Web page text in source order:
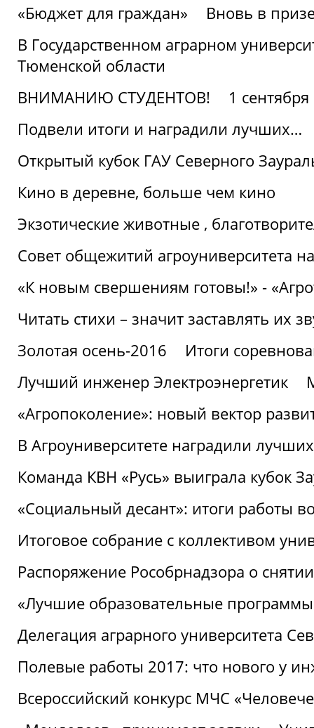
«Бюджет для граждан»
Вновь в
В Государственном аграрном
Тюменской области
ВНИМАНИЮ СТУДЕНТОВ!
1 сентября
Подвели итоги и наградили лучших…
Открытый кубок ГАУ Северного
Кино в деревне, больше чем кино
Экзотические животные ,
Совет общежитий агроуниверситета
«К новым свершениям готовы!» -
Читать стихи – значит заставлять их
Золотая осень-2016
Итоги
Лучший инженер Электроэнергетик
«Агропоколение»: новый вектор
В Агроуниверситете наградили
Команда КВН «Русь» выиграла кубок
«Социальный десант»: итоги работы
Итоговое собрание с коллективом
Распоряжение Рособрнадзора о
«Лучшие образовательные
Делегация аграрного университета
Полевые работы 2017: что нового у
Всероссийский конкурс МЧС